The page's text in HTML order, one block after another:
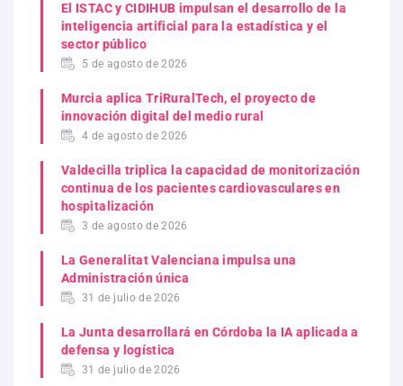
El ISTAC y CIDIHUB impulsan el desarrollo de la
inteligencia artificial para la estadística y el
sector público
5 de agosto de 2026
Murcia aplica TriRuralTech, el proyecto de
innovación digital del medio rural
4 de agosto de 2026
Valdecilla triplica la capacidad de monitorización
continua de los pacientes cardiovasculares en
hospitalización
3 de agosto de 2026
La Generalitat Valenciana impulsa una
Administración única
31 de julio de 2026
La Junta desarrollará en Córdoba la IA aplicada a
defensa y logística
31 de julio de 2026